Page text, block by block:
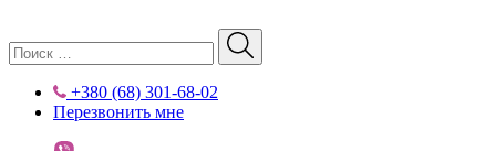
+380 (68) 301-68-02
Перезвонить мне